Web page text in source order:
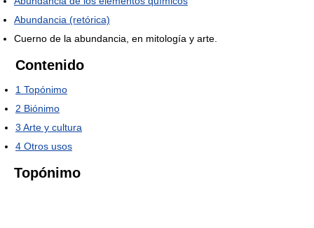
Abundancia (retórica)
Cuerno de la abundancia, en mitología y arte.
Contenido
1 Topónimo
2 Biónimo
3 Arte y cultura
4 Otros usos
Topónimo